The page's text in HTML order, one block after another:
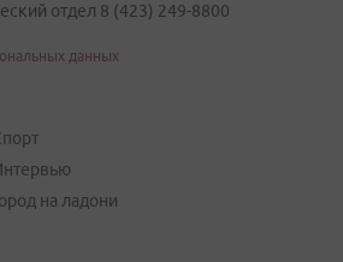
отдел 8 (423) 249-8800
данных
на ладони